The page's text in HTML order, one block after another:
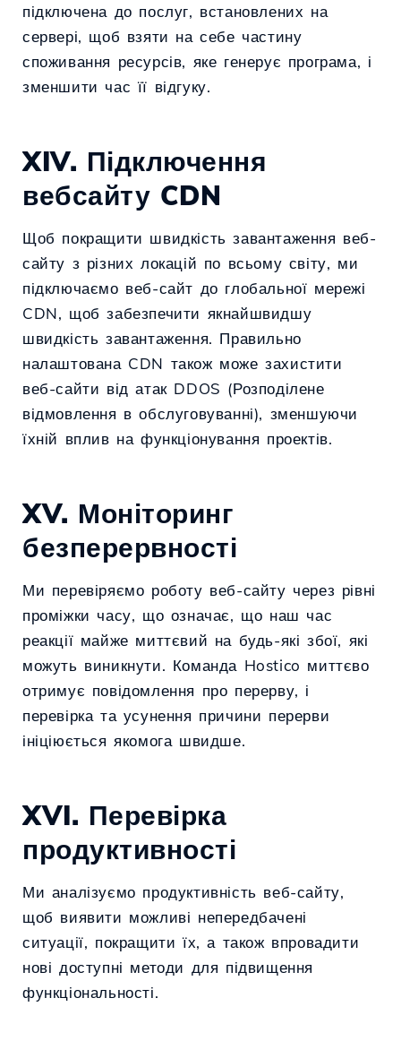
підключена до послуг, встановлених на
сервері, щоб взяти на себе частину
споживання ресурсів, яке генерує програма, і
зменшити час її відгуку.
XIV. Підключення
вебсайту CDN
Щоб покращити швидкість завантаження веб-
сайту з різних локацій по всьому світу, ми
підключаємо веб-сайт до глобальної мережі
CDN, щоб забезпечити якнайшвидшу
швидкість завантаження. Правильно
налаштована CDN також може захистити
веб-сайти від атак DDOS (Розподілене
відмовлення в обслуговуванні), зменшуючи
їхній вплив на функціонування проектів.
XV. Моніторинг
безперервності
Ми перевіряємо роботу веб-сайту через рівні
проміжки часу, що означає, що наш час
реакції майже миттєвий на будь-які збої, які
можуть виникнути. Команда Hostico миттєво
отримує повідомлення про перерву, і
перевірка та усунення причини перерви
ініціюється якомога швидше.
XVI. Перевірка
продуктивності
Ми аналізуємо продуктивність веб-сайту,
щоб виявити можливі непередбачені
ситуації, покращити їх, а також впровадити
нові доступні методи для підвищення
функціональності.